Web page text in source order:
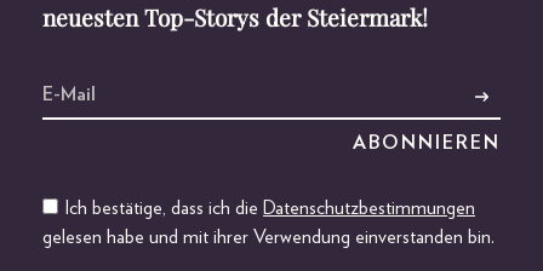
neuesten Top-Storys der Steiermark!
Ich bestätige, dass ich die Datenschutzbestimmungen
gelesen habe und mit ihrer Verwendung einverstanden bin.